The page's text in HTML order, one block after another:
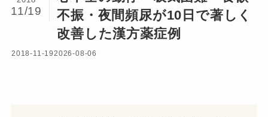
不振・夜間頻尿が10日で著しく
改善した漢方薬症例
11/19
2018-11-192026-08-06